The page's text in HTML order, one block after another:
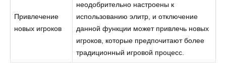
Привлечение
новых игроков
неодобрительно настроены к
использованию элитр, и отключение
данной функции может привлечь новых
игроков, которые предпочитают более
традиционный игровой процесс.